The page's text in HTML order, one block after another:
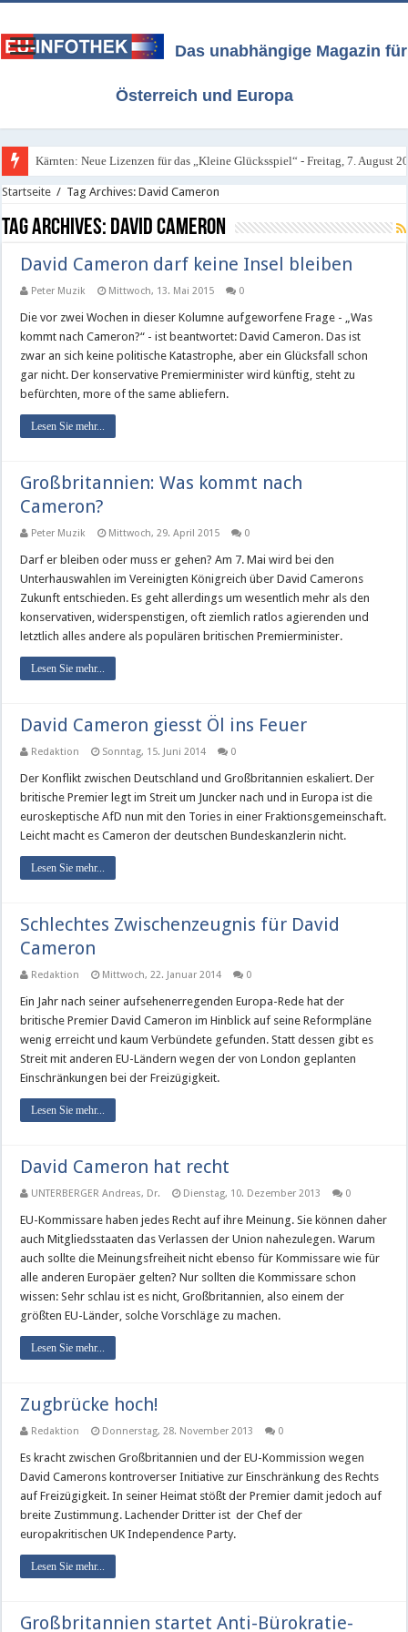
Das unabhängige Magazin für
Österreich und Europa
Kärnten: Neue Lizenzen für das „Kleine Glücksspiel“ - Freitag, 7. August
Startseite / Tag Archives: David Cameron
Tag Archives: David Cameron
David Cameron darf keine Insel bleiben
Peter Muzik Mittwoch, 13. Mai 2015 0
Die vor zwei Wochen in dieser Kolumne aufgeworfene Frage - „Was
kommt nach Cameron?“ - ist beantwortet: David Cameron. Das ist
zwar an sich keine politische Katastrophe, aber ein Glücksfall schon
gar nicht. Der konservative Premierminister wird künftig, steht zu
befürchten, more of the same abliefern.
Lesen Sie mehr...
Großbritannien: Was kommt nach
Cameron?
Peter Muzik Mittwoch, 29. April 2015 0
Darf er bleiben oder muss er gehen? Am 7. Mai wird bei den
Unterhauswahlen im Vereinigten Königreich über David Camerons
Zukunft entschieden. Es geht allerdings um wesentlich mehr als den
konservativen, widerspenstigen, oft ziemlich ratlos agierenden und
letztlich alles andere als populären britischen Premierminister.
Lesen Sie mehr...
David Cameron giesst Öl ins Feuer
Redaktion Sonntag, 15. Juni 2014 0
Der Konflikt zwischen Deutschland und Großbritannien eskaliert. Der
britische Premier legt im Streit um Juncker nach und in Europa ist die
euroskeptische AfD nun mit den Tories in einer Fraktionsgemeinschaft.
Leicht macht es Cameron der deutschen Bundeskanzlerin nicht.
Lesen Sie mehr...
Schlechtes Zwischenzeugnis für David
Cameron
Redaktion Mittwoch, 22. Januar 2014 0
Ein Jahr nach seiner aufsehenerregenden Europa-Rede hat der
britische Premier David Cameron im Hinblick auf seine Reformpläne
wenig erreicht und kaum Verbündete gefunden. Statt dessen gibt es
Streit mit anderen EU-Ländern wegen der von London geplanten
Einschränkungen bei der Freizügigkeit.
Lesen Sie mehr...
David Cameron hat recht
UNTERBERGER Andreas, Dr. Dienstag, 10. Dezember 2013 0
EU-Kommissare haben jedes Recht auf ihre Meinung. Sie können daher
auch Mitgliedsstaaten das Verlassen der Union nahezulegen. Warum
auch sollte die Meinungsfreiheit nicht ebenso für Kommissare wie für
alle anderen Europäer gelten? Nur sollten die Kommissare schon
wissen: Sehr schlau ist es nicht, Großbritannien, also einem der
größten EU-Länder, solche Vorschläge zu machen.
Lesen Sie mehr...
Zugbrücke hoch!
Redaktion Donnerstag, 28. November 2013 0
Es kracht zwischen Großbritannien und der EU-Kommission wegen
David Camerons kontroverser Initiative zur Einschränkung des Rechts
auf Freizügigkeit. In seiner Heimat stößt der Premier damit jedoch auf
breite Zustimmung. Lachender Dritter ist der Chef der
europakritischen UK Independence Party.
Lesen Sie mehr...
Großbritannien startet Anti-Bürokratie-